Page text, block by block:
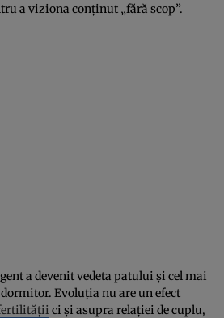
a viziona conținut „fără scop”.
a devenit vedeta patului și cel mai
Evoluția nu are un efect
ci și asupra relației de cuplu,